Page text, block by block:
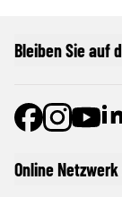
Online
Bleiben Sie auf